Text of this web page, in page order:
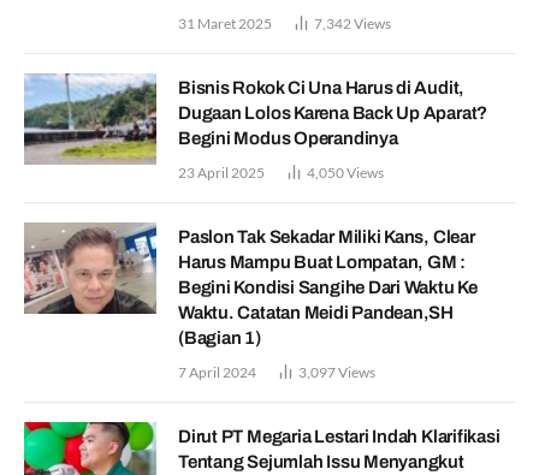
31 Maret 2025 7,342 Views
Bisnis Rokok Ci Una Harus di Audit,
Dugaan Lolos Karena Back Up Aparat?
Begini Modus Operandinya
23 April 2025 4,050Views
Paslon Tak Sekadar Miliki Kans, Clear
Harus Mampu Buat Lompatan, GM :
Begini Kondisi Sangihe Dari Waktu Ke
Waktu. Catatan Meidi Pandean,SH
(Bagian 1)
7 April 2024 3,097Views
Dirut PT Megaria Lestari Indah Klarifikasi
Tentang Sejumlah Issu Menyangkut